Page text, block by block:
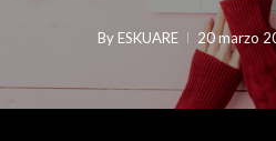
By ESKUARE 20 marzo